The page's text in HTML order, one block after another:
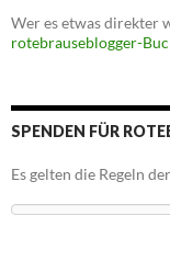
Wer es etwas direkter
rotebrauseblogger-
SPENDEN FÜR
Es gelten die Regeln